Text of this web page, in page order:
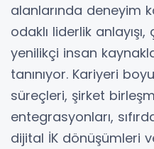
alanlarında deneyim
odaklı liderlik
yenilikçi insan
tanınıyor. Kariyeri
süreçleri, şirket
entegrasyonları,
dijital İK dönüşümleri